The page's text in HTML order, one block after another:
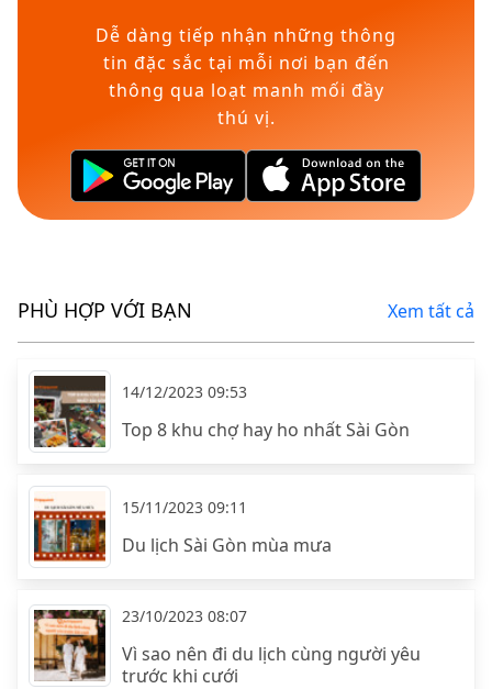
Dễ dàng tiếp nhận những thông
tin đặc sắc tại mỗi nơi bạn đến
thông qua loạt manh mối đầy
thú vị.
PHÙ HỢP VỚI BẠN Xem tất cả
14/12/2023 09:53
Top 8 khu chợ hay ho nhất Sài Gòn
15/11/2023 09:11
Du lịch Sài Gòn mùa mưa
23/10/2023 08:07
Vì sao nên đi du lịch cùng người yêu
trước khi cưới